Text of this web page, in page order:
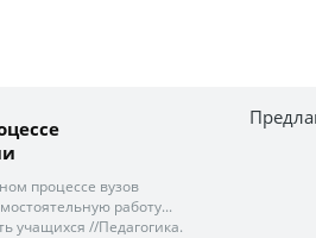
процессе вузов
работу...
учащихся //Педагогика.